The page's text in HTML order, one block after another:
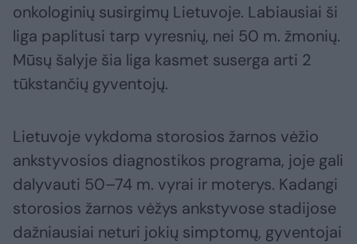
onkologinių susirgimų Lietuvoje. Labiausiai ši
liga paplitusi tarp vyresnių, nei 50 m. žmonių.
Mūsų šalyje šia liga kasmet suserga arti 2
tūkstančių gyventojų.
Lietuvoje vykdoma storosios žarnos vėžio
ankstyvosios diagnostikos programa, joje gali
dalyvauti 50–74 m. vyrai ir moterys. Kadangi
storosios žarnos vėžys ankstyvose stadijose
dažniausiai neturi jokių simptomų, gyventojai